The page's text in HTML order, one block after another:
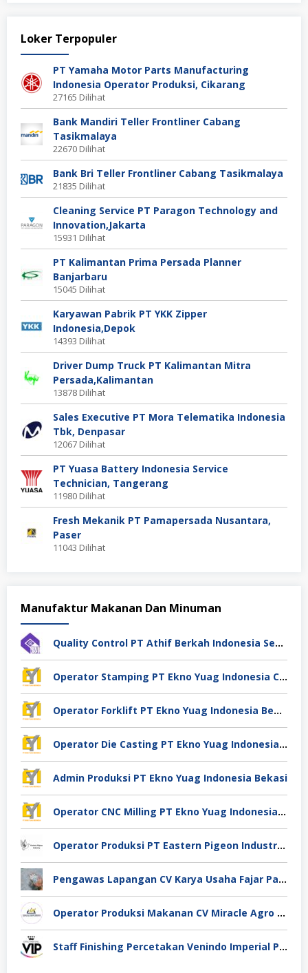
Loker Terpopuler
PT Yamaha Motor Parts Manufacturing
Indonesia Operator Produksi, Cikarang
27165 Dilihat
Bank Mandiri Teller Frontliner Cabang
Tasikmalaya
22670 Dilihat
Bank Bri Teller Frontliner Cabang Tasikmalaya
21835 Dilihat
Cleaning Service PT Paragon Technology and
Innovation,Jakarta
15931 Dilihat
PT Kalimantan Prima Persada Planner
Banjarbaru
15045 Dilihat
Karyawan Pabrik PT YKK Zipper
Indonesia,Depok
14393 Dilihat
Driver Dump Truck PT Kalimantan Mitra
Persada,Kalimantan
13878 Dilihat
Sales Executive PT Mora Telematika Indonesia
Tbk, Denpasar
12067 Dilihat
PT Yuasa Battery Indonesia Service
Technician, Tangerang
11980 Dilihat
Fresh Mekanik PT Pamapersada Nusantara,
Paser
11043 Dilihat
Manufaktur Makanan Dan Minuman
Quality Control PT Athif Berkah Indonesia Semarang
Operator Stamping PT Ekno Yuag Indonesia Cikarang
Operator Forklift PT Ekno Yuag Indonesia Bekasi
Operator Die Casting PT Ekno Yuag Indonesia Bekasi
Admin Produksi PT Ekno Yuag Indonesia Bekasi
Operator CNC Milling PT Ekno Yuag Indonesia Bekasi
Operator Produksi PT Eastern Pigeon Industry Deli Serdang
Pengawas Lapangan CV Karya Usaha Fajar Pasuruan
Operator Produksi Makanan CV Miracle Agro Spices Sidoarjo
Staff Finishing Percetakan Venindo Imperial Perkasa Bandung Kota